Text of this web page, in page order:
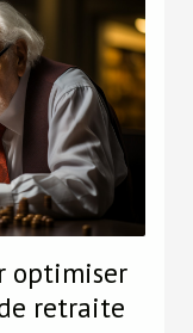
optimiser
retraite